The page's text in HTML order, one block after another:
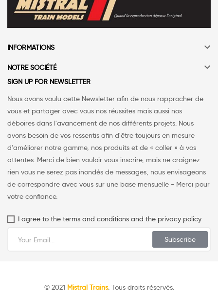
INFORMATIONS 
NOTRE SOCIÉTÉ 
SIGN UP FOR NEWSLETTER
Nous avons voulu cette Newsletter afin de nous rapprocher de
vous et partager avec vous nos réussites mais aussi nos
déboires dans l'avancement de nos différents projets. Nous
avons besoin de vos ressentis afin d'être toujours en mesure
d'améliorer notre gamme, nos produits et de « coller » à vos
attentes. Merci de bien vouloir vous inscrire, mais ne craignez
rien vous ne serez pas inondés de messages, nous envisageons
de correspondre avec vous sur une base mensuelle - Merci pour
votre confiance.
I agree to the terms and conditions and the privacy policy
Subscribe
© 2021 Mistral Trains. Tous droits réservés.